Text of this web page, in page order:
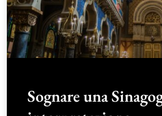
Sognare una